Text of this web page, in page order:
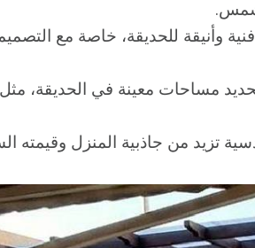
وأنيقة للحديقة، خاصة مع
مساحات معينة في الحديقة،
تزيد من جاذبية المنزل وقيمته